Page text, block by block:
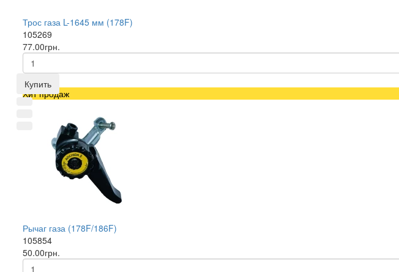
Трос газа L-1645 мм (178F)
105269
77.00грн.
Купить
Хит продаж
Рычаг газа (178F/186F)
105854
50.00грн.